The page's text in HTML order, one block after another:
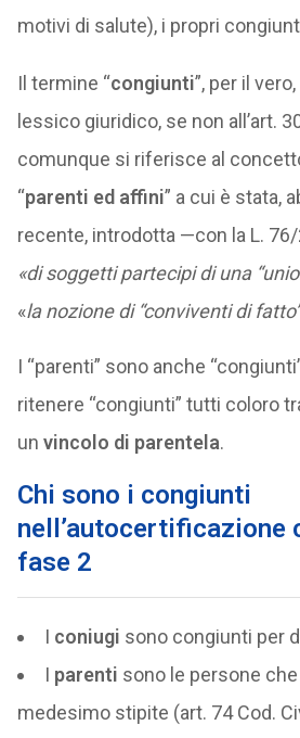
motivi di salute), i propri
Il termine “congiunti”, per il
lessico giuridico, se non all’art.
comunque si riferisce al
“parenti ed affini” a cui è stata,
recente, introdotta —con la L.
«di soggetti partecipi di una
«la nozione di “conviventi di fatto”
I “parenti” sono anche
ritenere “congiunti” tutti coloro
un vincolo di parentela.
Chi sono i congiunti
nell’autocertificazione
fase 2
I coniugi sono congiunti per
I parenti sono le persone
medesimo stipite (art. 74 Cod.